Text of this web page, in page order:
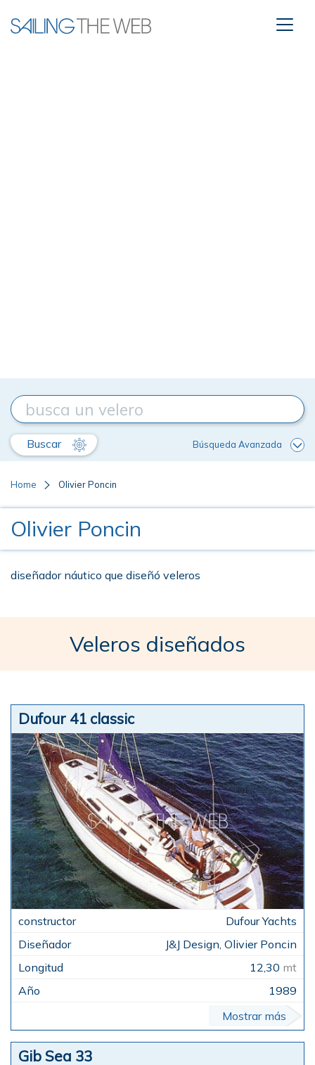
Buscar Búsqueda Avanzada
Home Olivier Poncin
Olivier Poncin
diseñador náutico que diseñó veleros
Veleros diseñados
Dufour 41 classic
Dufour Yachts
J&J Design, Olivier Poncin
12,30 mt
1989
Mostrar más
Gib Sea 33